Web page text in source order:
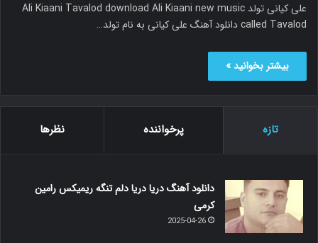
علی کیانی تولد Ali Kiaani Tavalod download Ali Kiaani new music
called Tavalod دانلود آهنگ علی کیانی به نام تولد…
بیشتر بخوانید »
تازه پرخواننده نظرها
دانلود آهنگ دریا دریا دلم تنگه ریمیکس رامین
کرمی
2025-04-26